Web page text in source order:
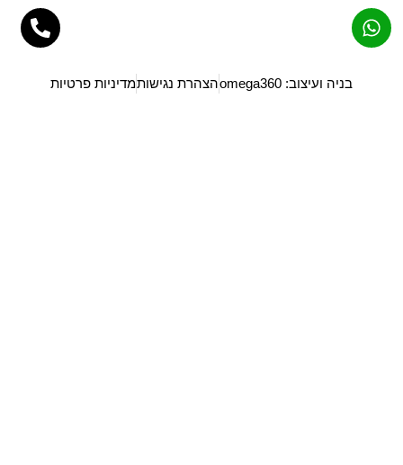
בניה ועיצוב: omega360 הצהרת נגישותמדיניות פרטיות